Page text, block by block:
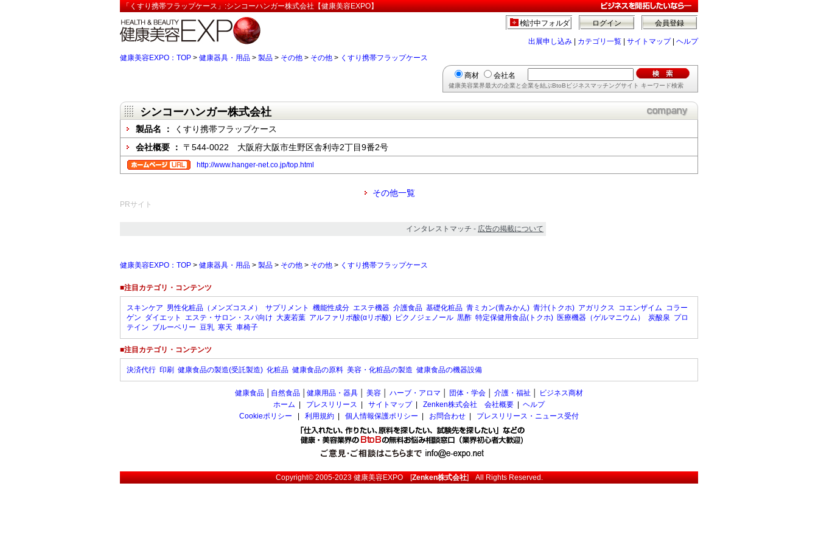
「くすり携帯フラップケース」:シンコーハンガー株式会社【健康美容EXPO】
会員登録
ログイン
検討中フォルダ
出展申し込み カテゴリ一覧 サイトマップ| ヘルプ
健康美容EXPO：TOP > 健康器具・用品 > 製品 > その他 > その他 > くすり携帯フラップケース
商材 会社名
健康美容業界最大の企業と企業を結ぶBtoBビジネスマッチングサイト キーワード検索
シンコーハンガー株式会社
製品名 ：
くすり携帯フラップケース
会社概要 ： 〒544-0022 大阪府大阪市生野区舎利寺2丁目9番2号
http://www.hanger-net.co.jp/top.html
その他一覧
PRサイト
インタレストマッチ - 広告の掲載について
健康美容EXPO：TOP > 健康器具・用品 > 製品 > その他 > その他 > くすり携帯フラップケース
■注目カテゴリ・コンテンツ
スキンケア 男性化粧品（メンズコスメ） サプリメント 機能性成分 エステ機器 介護食品 基礎化粧品 青ミカン(青みかん) 青汁(トクホ) アガリクス コエンザイム コラー
ゲン ダイエット エステ・サロン・スパ向け 大麦若葉 アルファリポ酸(αリポ酸) ピクノジェノール 黒酢 特定保健用食品(トクホ) 医療機器（ゲルマニウム） 炭酸泉 プロ
テイン ブルーベリー 豆乳 寒天 車椅子
■注目カテゴリ・コンテンツ
決済代行 印刷 健康食品の製造(受託製造) 化粧品 健康食品の原料 美容・化粧品の製造 健康食品の機器設備
健康食品 自然食品 健康用品・器具 美容 ハーブ・アロマ 団体・学会 介護・福祉
ビジネス商材
ホーム
プレスリリース サイトマップ| Zenken株式会社 会社概要
ヘルプ
Cookieポリシー
利用規約 個人情報保護ポリシー お問合わせ プレスリリース・ニュース受付
Copyright© 2005-2023健康美容EXPO[Zenken株式会社] All Rights Reserved.